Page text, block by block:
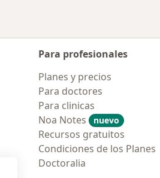
Para profesionales
Planes y precios
Para doctores
Para clinicas
Noa Notes
nuevo
Recursos gratuitos
Condiciones de los Planes
Doctoralia